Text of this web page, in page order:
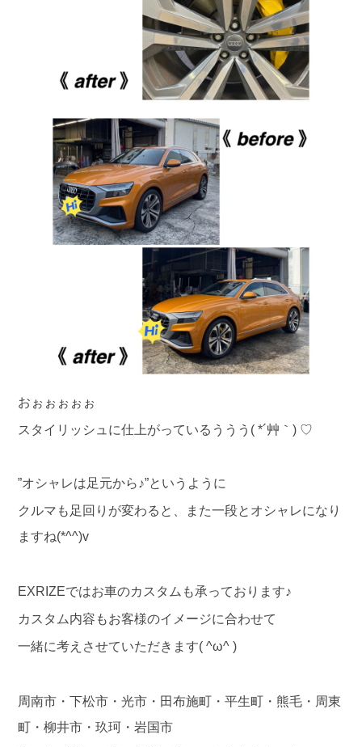
おぉぉぉぉぉ
スタイリッシュに仕上がっているううう( *´艸｀) ♡
”オシャレは足元から♪”というように
クルマも足回りが変わると、また一段とオシャレになり
ますね(*^^)v
EXRIZEではお車のカスタムも承っております♪
カスタム内容もお客様のイメージに合わせて
一緒に考えさせていただきます( ^ω^ )
周南市・下松市・光市・田布施町・平生町・熊毛・周東
町・柳井市・玖珂・岩国市